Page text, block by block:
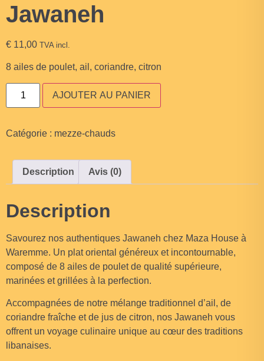
Jawaneh
€ 11,00 TVA incl.
8 ailes de poulet, ail, coriandre, citron
AJOUTER AU PANIER
Catégorie : mezze-chauds
Description Avis (0)
Description
Savourez nos authentiques Jawaneh chez Maza House à
Waremme. Un plat oriental généreux et incontournable,
composé de 8 ailes de poulet de qualité supérieure,
marinées et grillées à la perfection.
Accompagnées de notre mélange traditionnel d’ail, de
coriandre fraîche et de jus de citron, nos Jawaneh vous
offrent un voyage culinaire unique au cœur des traditions
libanaises.